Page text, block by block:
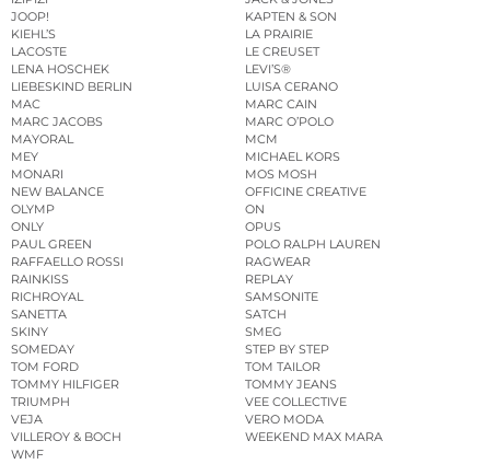
JOOP!
KAPTEN & SON
KIEHL’S
LA PRAIRIE
LACOSTE
LE CREUSET
LENA HOSCHEK
LEVI’S®
LIEBESKIND BERLIN
LUISA CERANO
MAC
MARC CAIN
MARC JACOBS
MARC O’POLO
MAYORAL
MCM
MEY
MICHAEL KORS
MONARI
MOS MOSH
NEW BALANCE
OFFICINE CREATIVE
OLYMP
ON
ONLY
OPUS
PAUL GREEN
POLO RALPH LAUREN
RAFFAELLO ROSSI
RAGWEAR
RAINKISS
REPLAY
RICHROYAL
SAMSONITE
SANETTA
SATCH
SKINY
SMEG
SOMEDAY
STEP BY STEP
TOM FORD
TOM TAILOR
TOMMY HILFIGER
TOMMY JEANS
TRIUMPH
VEE COLLECTIVE
VEJA
VERO MODA
VILLEROY & BOCH
WEEKEND MAX MARA
WMF